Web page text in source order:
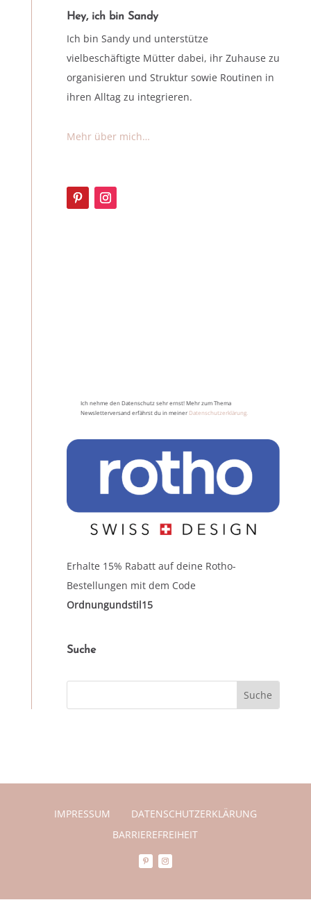
Hey, ich bin Sandy
Ich bin Sandy und unterstütze
vielbeschäftigte Mütter dabei, ihr Zuhause zu
organisieren und Struktur sowie Routinen in
ihren Alltag zu integrieren.
Mehr über mich…
Ich nehme den Datenschutz sehr ernst! Mehr zum Thema
Newsletterversand erfährst du in meiner Datenschutzerklärung.
Erhalte 15% Rabatt auf deine Rotho-
Bestellungen mit dem Code
Ordnungundstil15
Suche
IMPRESSUM
DATENSCHUTZERKLÄRUNG
BARRIEREFREIHEIT